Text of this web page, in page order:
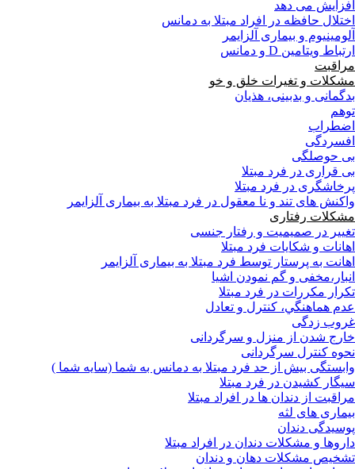
افزایش می دهد
اختلال حافظه در افراد مبتلا به دمانس
آلومینیوم و بیماری آلزایمر
ارتباط ویتامین D و دمانس
مراقبت
مشکلات و تغیرات خلق و خو
بدگمانی و بدبینی، هذیان
توهم
اضطراب
افسردگی
بی حوصلگی
بی قراری در فرد مبتلا
پرخاشگری در فرد مبتلا
واکنش های تند و نا معقول در فرد مبتلا به بیماری آلزایمر
مشکلات رفتاری
تغییر در صمیمیت و رفتار جنسی
اهانات و شکایات فرد مبتلا
اهانت به پرستار توسط فرد مبتلا به بیماری آلزایمر
انبار،مخفی و گم نمودن اشیا
تکرار مکررات در فرد مبتلا
عدم هماهنگي، كنترل و تعادل
غروب زدگی
خارج شدن از منزل و سرگردانی
نحوه کنترل سرگردانی
وابستگی بیش از حد فرد مبتلا به دمانس به شما (سایه شما )
سیگار کشیدن در فرد مبتلا
مراقبت از دندان ها در افراد مبتلا
بیماری های لثه
پوسیدگی دندان
داروها و مشکلات دندان در افراد مبتلا
تشخیص مشکلات دهان و دندان